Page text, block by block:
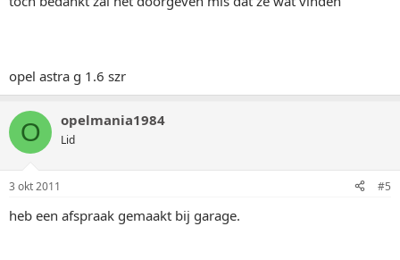
opel astra g 1.6 szr
O opelmania1984
Lid
3 okt 2011 #5
heb een afspraak gemaakt bij garage.